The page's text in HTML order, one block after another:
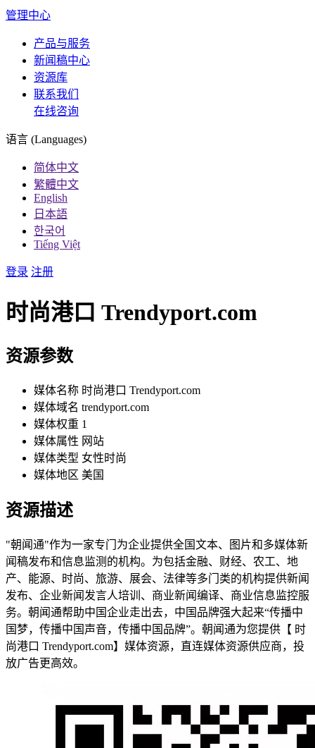
管理中心
产品与服务
新闻稿中心
资源库
联系我们
在线咨询
语言 (Languages)
简体中文
繁體中文
English
日本語
한국어
Tiếng Việt
登录 注册
时尚港口 Trendyport.com
资源参数
媒体名称 时尚港口 Trendyport.com
媒体域名 trendyport.com
媒体权重 1
媒体属性 网站
媒体类型 女性时尚
媒体地区 美国
资源描述
"朝闻通"作为一家专门为企业提供全国文本、图片和多媒体新
闻稿发布和信息监测的机构。为包括金融、财经、农工、地
产、能源、时尚、旅游、展会、法律等多门类的机构提供新闻
发布、企业新闻发言人培训、商业新闻编译、商业信息监控服
务。朝闻通帮助中国企业走出去，中国品牌强大起来“传播中
国梦，传播中国声音，传播中国品牌”。朝闻通为您提供【 时
尚港口 Trendyport.com】媒体资源，直连媒体资源供应商，投
放广告更高效。